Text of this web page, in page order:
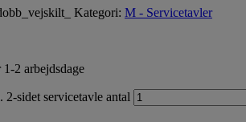
Kategori: M - Servicetavler
2 arbejdsdage
sidet servicetavle antal